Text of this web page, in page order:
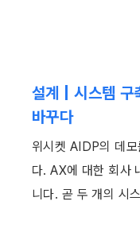
설계 | 시스템
바꾸다
위시켓 AIDP의 데
다. AX에 대한 회사
니다. 곧 두 개의 시